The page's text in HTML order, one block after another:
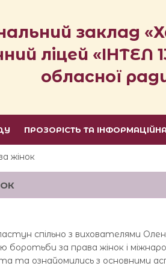
заклад
ліцей «ІНТЕЛ
обласної
ПРОЗОРІСТЬ ТА
жінок
спільно з вихователями
боротьби за права жінок і
та ознайомились з основними